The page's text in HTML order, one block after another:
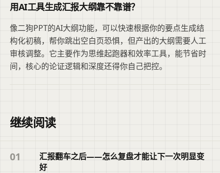
用AI工具生成汇报大纲靠不靠谱？
像二狗PPT的AI大纲功能，可以快速根据你的要点生成结
构化初稿，帮你跳出空白页恐惧，但产出的大纲需要人工
审核调整。它主要作为思维起跑器和效率工具，能节省时
间，核心的论证逻辑和深度还得你自己把控。
继续阅读
01
汇报翻车之后——怎么复盘才能让下一次明显变
好